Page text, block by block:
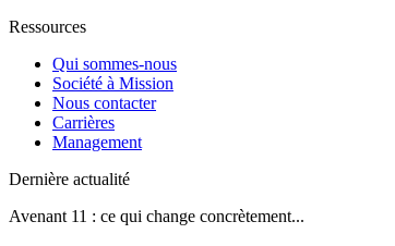
Ressources
Qui sommes-nous
Société à Mission
Nous contacter
Carrières
Management
Dernière actualité
Avenant 11 : ce qui change concrètement...